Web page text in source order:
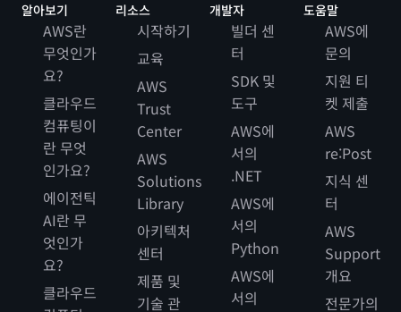
알아보기
AWS란
무엇인가
요?
클라우드
컴퓨팅이
란 무엇
인가요?
에이전틱
AI란 무
엇인가
요?
클라우드
리소스
시작하기
교육
AWS
Trust
Center
AWS
Solutions
Library
아키텍처
센터
제품 및
기술 관
개발자
빌더 센
터
SDK 및
도구
AWS에
서의
.NET
AWS에
서의
Python
AWS에
서의
도움말
AWS에
문의
지원 티
켓 제출
AWS
re:Post
지식 센
터
AWS
Support
개요
전문가의